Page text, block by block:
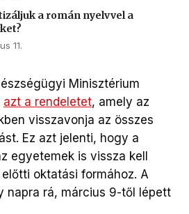
a román nyelvvel a
11.
Minisztérium
azt a rendeletet, amely az
visszavonja az összes
Ez azt jelenti, hogy a
egyetemek is vissza kell
oktatási formához. A
napra rá, március 9-től lépett